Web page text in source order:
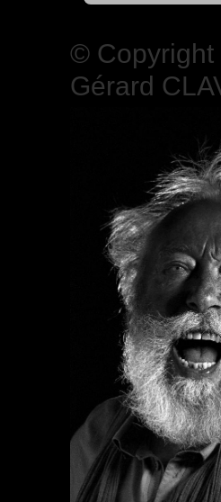
© Copyright
Gérard